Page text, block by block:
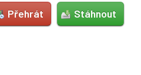
Stáhnout
Přehrát